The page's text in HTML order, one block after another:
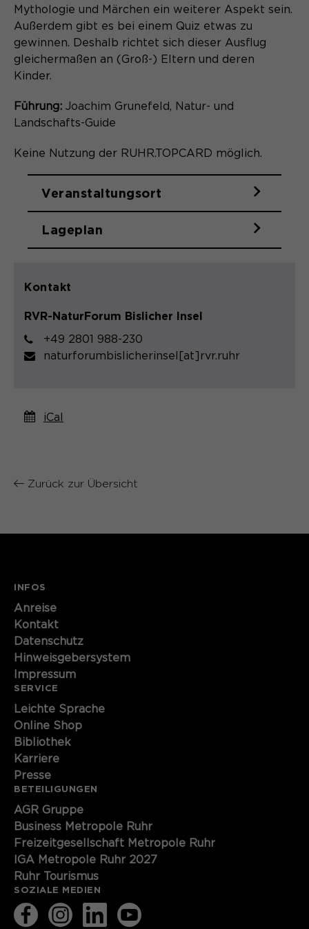
Zweck
PHPs Standard Sitzungs- Identifikation
(Formulare).
Name be_typo_user
Anbieter TYPO3
Laufzeit Ende der Sitzung
Zweck
ob ein Besucher im Typo3-Backend
angemeldet ist und die Rechte besitzt
Anbieter Sgalinski
Name _pk_ref.*
Anbieter
Laufzeit 6 Monate
Name MATOMO_SESSID
Anbieter Matomo
Mythologie und Märchen ein weiterer Aspekt sein.
Außerdem gibt es bei einem Quiz etwas zu
gewinnen. Deshalb richtet sich dieser Ausflug
gleichermaßen an (Groß-) Eltern und deren
Kinder.
Führung: Joachim Grunefeld, Natur- und
Landschafts-Guide
Keine Nutzung der RUHR.TOPCARD möglich.
Veranstaltungsort
Lageplan
Kontakt
RVR-NaturForum Bislicher Insel
+49 2801 988-230
naturforumbislicherinsel[at]rvr.ruhr
iCal
Zurück zur Übersicht
INFOS
Anreise
Kontakt
Datenschutz
Hinweisgebersystem
Impressum
SERVICE
Leichte Sprache
Online Shop
Bibliothek
Karriere
Presse
BETEILIGUNGEN
AGR Gruppe
Business Metropole Ruhr
Freizeitgesellschaft Metropole Ruhr
IGA Metropole Ruhr 2027
Ruhr Tourismus
SOZIALE MEDIEN